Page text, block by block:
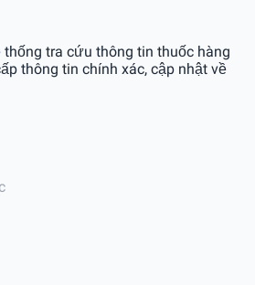
tra cứu thông tin thuốc hàng
thông tin chính xác, cập nhật về